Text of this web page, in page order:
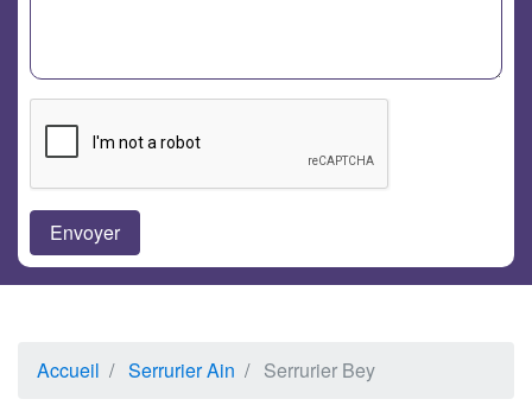
Accueil Serrurier Ain Serrurier Bey